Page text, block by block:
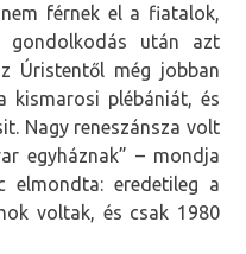
férnek el a fiatalok,
gondolkodás után azt
Úristentől még jobban
kismarosi plébániát, és
Nagy reneszánsza volt
egyháznak” – mondja
elmondta: eredetileg a
voltak, és csak 1980